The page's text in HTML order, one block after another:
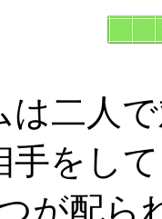
二人
手をし
が配ら